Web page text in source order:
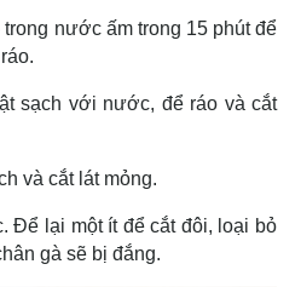
trong nước ấm trong 15 phút để
sạch với nước, để ráo và cắt
và cắt lát mỏng.
Để lại một ít để cắt đôi, loại bỏ
gà sẽ bị đắng.